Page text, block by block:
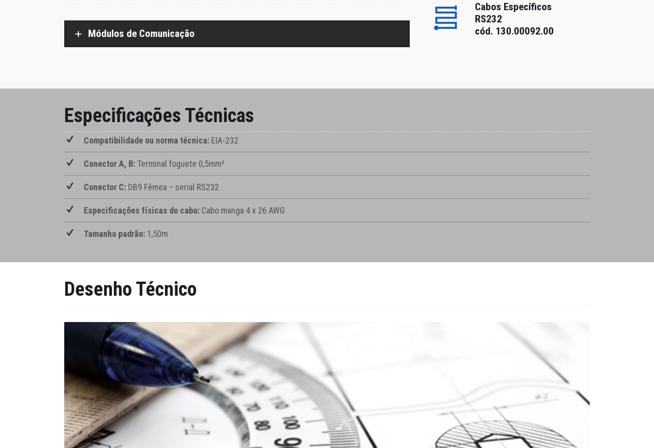
Módulos de Comunicação
Cabos Específicos
RS232
cód. 130.00092.00
Especificações Técnicas
Compatibilidade ou norma técnica: EIA-232
Conector A, B:Terminal foguete 0,5mm²
Conector C: DB9 Fêmea – serial RS232
Especificações físicas do cabo: Cabo manga 4 x 26 AWG
Tamanho padrão: 1,50m
Desenho Técnico